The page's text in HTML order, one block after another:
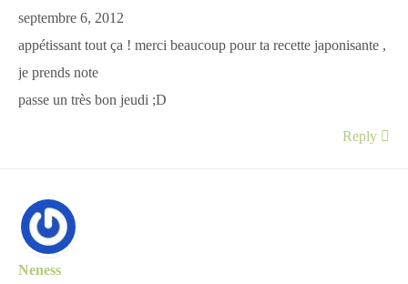
septembre 6, 2012
appétissant tout ça ! merci beaucoup pour ta recette japonisante ,
je prends note
passe un très bon jeudi ;D
Reply
Neness